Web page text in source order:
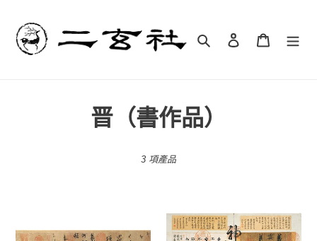
搜尋 登入 購物車
商
:
晋（書作品）
3 項產品
王